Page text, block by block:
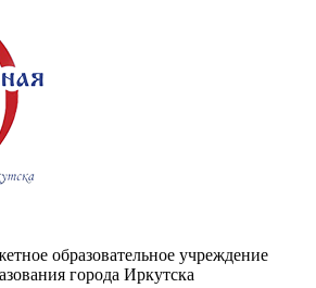
образовательное учреждение
города Иркутска